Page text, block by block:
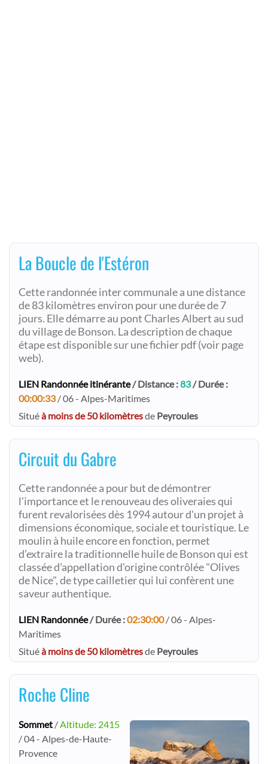
La Boucle de l'Estéron
Cette randonnée inter communale a une distance
de 83 kilomètres environ pour une durée de 7
jours. Elle démarre au pont Charles Albert au sud
du village de Bonson. La description de chaque
étape est disponible sur une fichier pdf (voir page
web).
LIEN Randonnée itinérante/ Distance :83/ Durée :
00:00:33/ 06 - Alpes-Maritimes
Situéà moins de 50 kilomètresde Peyroules
Circuit du Gabre
Cette randonnée a pour but de démontrer
l'importance et le renouveau des oliveraies qui
furent revalorisées dès 1994 autour d'un projet à
dimensions économique, sociale et touristique. Le
moulin à huile encore en fonction, permet
d’extraire la traditionnelle huile de Bonson qui est
classée d'appellation d'origine contrôlée "Olives
de Nice", de type cailletier qui lui confèrent une
saveur authentique.
LIEN Randonnée/ Durée :02:30:00/ 06 - Alpes-
Maritimes
Situéà moins de 50 kilomètresde Peyroules
Roche Cline
Sommet /Altitude: 2415
/ 04 - Alpes-de-Haute-
Provence